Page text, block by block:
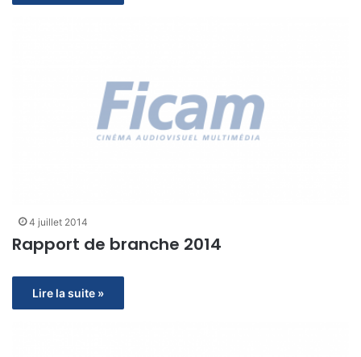
4 juillet 2014
Rapport de branche 2014
Lire la suite »